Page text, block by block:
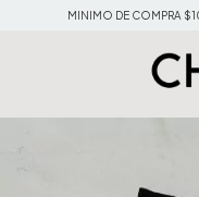
MINIMO DE COMPRA